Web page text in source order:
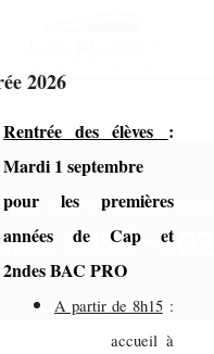
2026
Rentrée des élèves :
Mardi 1 septembre
pour les premières
années de Cap et
2ndes BAC PRO
A partir de 8h15:
accueil à
> Année 2023-2024
2023-2024